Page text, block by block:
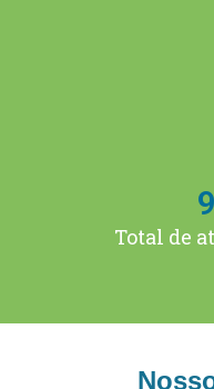
Total de